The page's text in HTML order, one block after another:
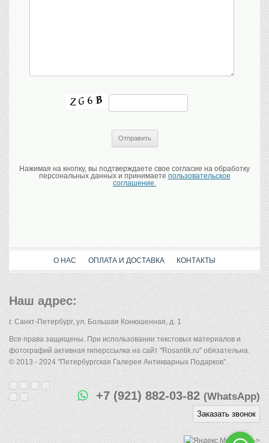
Нажимая на кнопку, вы подтверждаете свое согласие на обработку
персональных данных и принимаете пользовательское
соглашение.
О НАС ОПЛАТА И ДОСТАВКА КОНТАКТЫ
Наш адрес:
г. Санкт-Петербург, ул. Большая Конюшенная, д. 1
Все права защищены. При использовании текстовых материалов и
фотографий активная гиперссылка на сайт "Rosantik.ru" обязательна.
© 2013 - 2024 "Петербургская Галерея Антикварных Подарков".
+7 (921) 882-03-82(WhatsApp)
Заказать звонок
-->